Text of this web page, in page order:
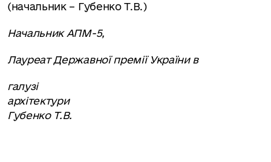
(начальник – Губенко Т.В.)
Начальник АПМ-5,
Лауреат Державної премії України в
галузі
архітектури
Губенко Т.В.